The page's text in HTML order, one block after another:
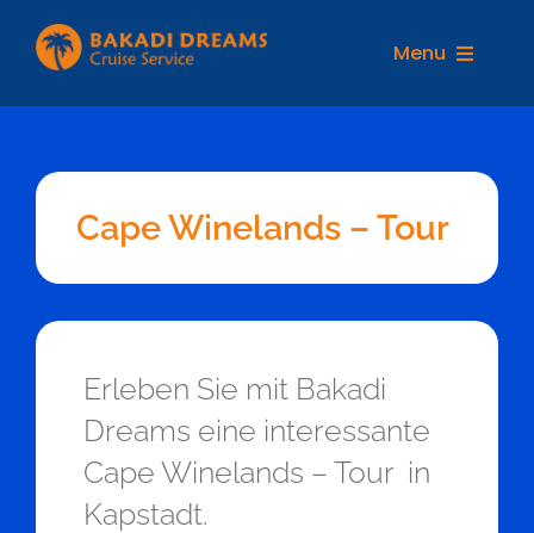
Inhalt
springen
Menu
Cape Winelands – Tour
Erleben Sie mit Bakadi
Dreams eine interessante
Cape Winelands – Tour in
Kapstadt.